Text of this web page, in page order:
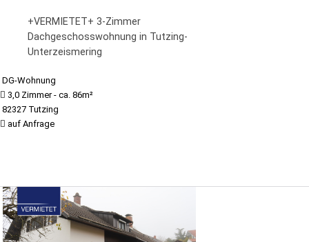
+VERMIETET+ 3-Zimmer
Dachgeschosswohnung in Tutzing-
Unterzeismering
DG-Wohnung
3,0 Zimmer - ca. 86m²
82327 Tutzing
auf Anfrage